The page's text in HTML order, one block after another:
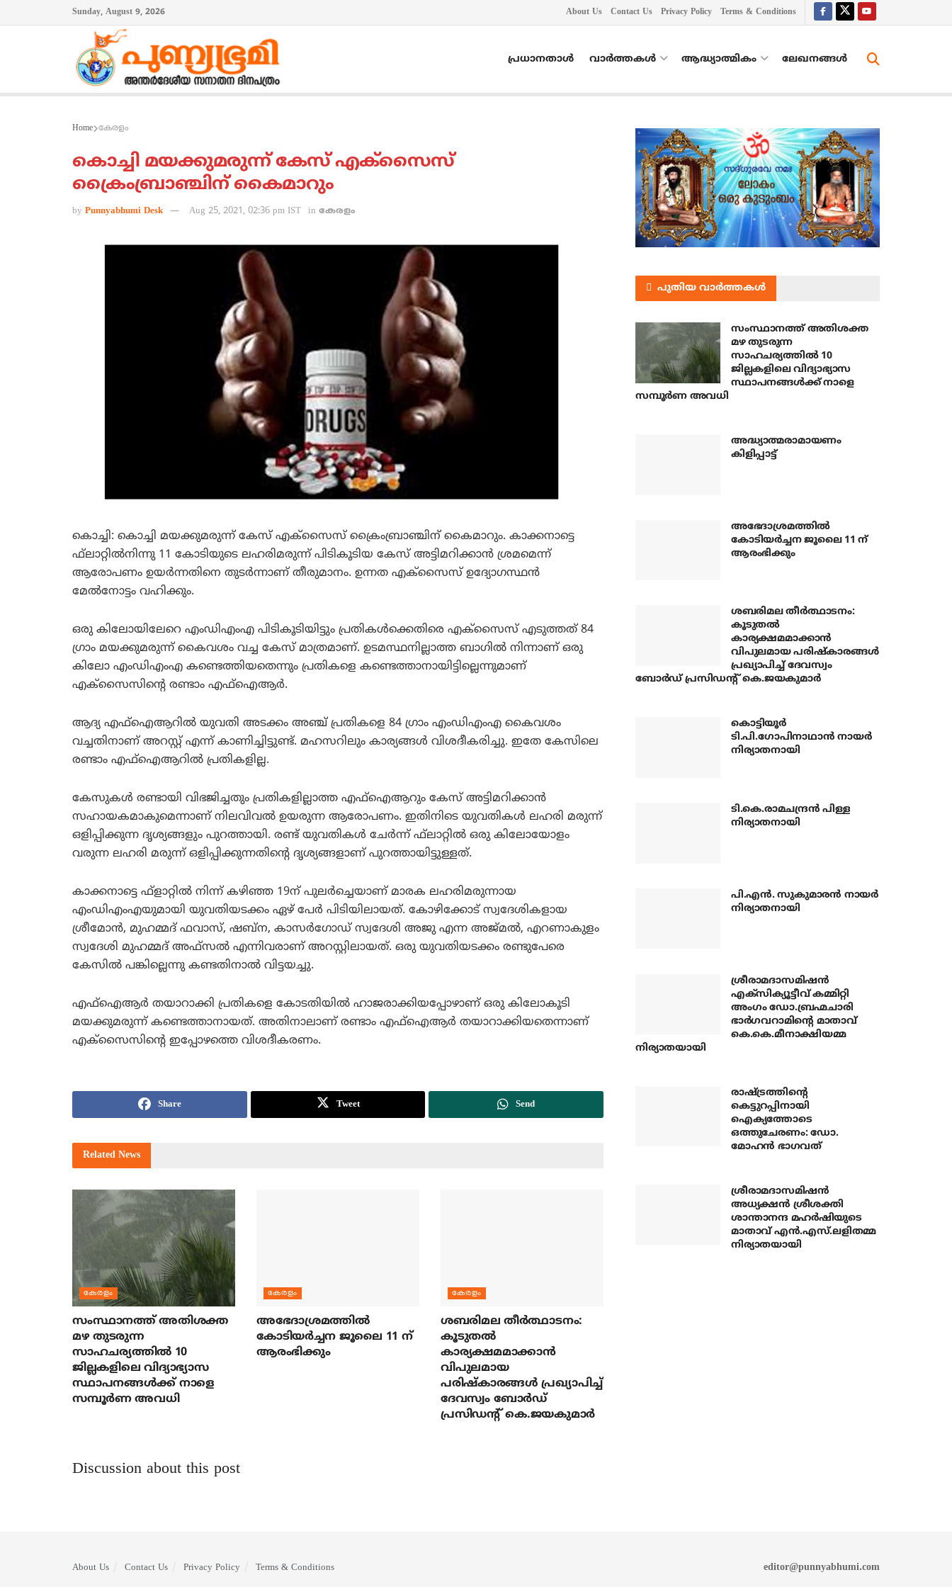
Sunday, August 9, 2026 About Us Contact Us Privacy Policy Terms & Conditions
പ്രധാനതാൾ വാർത്തകൾ ആദ്ധ്യാത്മികം ലേഖനങ്ങള്‍
Home കേരളം
കൊച്ചി മയക്കുമരുന്ന് കേസ് എക്‌സൈസ്
ക്രൈംബ്രാഞ്ചിന് കൈമാറും
by Punnyabhumi Desk Aug 25, 2021, 02:36 pm IST in കേരളം
കൊച്ചി: കൊച്ചി മയക്കുമരുന്ന് കേസ് എക്‌സൈസ് ക്രൈംബ്രാഞ്ചിന് കൈമാറും. കാക്കനാട്ടെ
ഫ്‌ലാറ്റില്‍നിന്നു 11 കോടിയുടെ ലഹരിമരുന്ന് പിടികൂടിയ കേസ് അട്ടിമറിക്കാന്‍ ശ്രമമെന്ന്
ആരോപണം ഉയര്‍ന്നതിനെ തുടര്‍ന്നാണ് തീരുമാനം. ഉന്നത എക്‌സൈസ് ഉദ്യോഗസ്ഥന്‍
മേല്‍നോട്ടം വഹിക്കും.
ഒരു കിലോയിലേറെ എംഡിഎംഎ പിടികൂടിയിട്ടും പ്രതികള്‍ക്കെതിരെ എക്സൈസ് എടുത്തത് 84
ഗ്രാം മയക്കുമരുന്ന് കൈവശം വച്ച കേസ് മാത്രമാണ്. ഉടമസ്ഥനില്ലാത്ത ബാഗില്‍ നിന്നാണ് ഒരു
കിലോ എംഡിഎംഎ കണ്ടെത്തിയതെന്നും പ്രതികളെ കണ്ടെത്താനായിട്ടില്ലെന്നുമാണ്
എക്സൈസിന്റെ രണ്ടാം എഫ്ഐആര്‍.
ആദ്യ എഫ്ഐആറില്‍ യുവതി അടക്കം അഞ്ച് പ്രതികളെ 84 ഗ്രാം എംഡിഎംഎ കൈവശം
വച്ചതിനാണ് അറസ്റ്റ് എന്ന് കാണിച്ചിട്ടുണ്ട്. മഹസറിലും കാര്യങ്ങള്‍ വിശദീകരിച്ചു. ഇതേ കേസിലെ
രണ്ടാം എഫ്ഐആറില്‍ പ്രതികളില്ല.
കേസുകള്‍ രണ്ടായി വിഭജിച്ചതും പ്രതികളില്ലാത്ത എഫ്ഐആറും കേസ് അട്ടിമറിക്കാന്‍
സഹായകമാകുമെന്നാണ് നിലവിവല്‍ ഉയരുന്ന ആരോപണം. ഇതിനിടെ യുവതികള്‍ ലഹരി മരുന്ന്
ഒളിപ്പിക്കുന്ന ദൃശ്യങ്ങളും പുറത്തായി. രണ്ട് യുവതികള്‍ ചേര്‍ന്ന് ഫ്‌ലാറ്റില്‍ ഒരു കിലോയോളം
വരുന്ന ലഹരി മരുന്ന് ഒളിപ്പിക്കുന്നതിന്റെ ദൃശ്യങ്ങളാണ് പുറത്തായിട്ടുള്ളത്.
കാക്കനാട്ടെ ഫ്ളാറ്റില്‍ നിന്ന് കഴിഞ്ഞ 19ന് പുലര്‍ച്ചെയാണ് മാരക ലഹരിമരുന്നായ
എംഡിഎംഎയുമായി യുവതിയടക്കം ഏഴ് പേര്‍ പിടിയിലായത്. കോഴിക്കോട് സ്വദേശികളായ
ശ്രീമോന്‍, മുഹമ്മദ് ഫവാസ്, ഷബ്ന, കാസര്‍ഗോഡ് സ്വദേശി അജു എന്ന അജ്മല്‍, എറണാകുളം
സ്വദേശി മുഹമ്മദ് അഫ്സല്‍ എന്നിവരാണ് അറസ്റ്റിലായത്. ഒരു യുവതിയടക്കം രണ്ടുപേരെ
കേസില്‍ പങ്കില്ലെന്നു കണ്ടതിനാല്‍ വിട്ടയച്ചു.
എഫ്ഐആര്‍ തയാറാക്കി പ്രതികളെ കോടതിയില്‍ ഹാജരാക്കിയപ്പോഴാണ് ഒരു കിലോകൂടി
മയക്കുമരുന്ന് കണ്ടെത്താനായത്. അതിനാലാണ് രണ്ടാം എഫ്ഐആര്‍ തയാറാക്കിയതെന്നാണ്
എക്സൈസിന്റെ ഇപ്പോഴത്തെ വിശദീകരണം.
Share Tweet Send
Related News
കേരളം
സംസ്ഥാനത്ത് അതിശക്ത
മഴ തുടരുന്ന
സാഹചര്യത്തിൽ 10
ജില്ലകളിലെ വിദ്യാഭ്യാസ
സ്ഥാപനങ്ങൾക്ക് നാളെ
സമ്പൂർണ അവധി
കേരളം
അഭേദാശ്രമത്തില്‍
കോടിയര്‍ച്ചന ജൂലൈ 11 ന്
ആരംഭിക്കും
കേരളം
ശബരിമല തീര്‍ത്ഥാടനം:
കൂടുതല്‍
കാര്യക്ഷമമാക്കാന്‍
വിപുലമായ
പരിഷ്‌കാരങ്ങള്‍ പ്രഖ്യാപിച്ച്
ദേവസ്വം ബോര്‍ഡ്
പ്രസിഡന്റ് കെ.ജയകുമാര്‍
Discussion about this post
പുതിയ വാർത്തകൾ
സംസ്ഥാനത്ത് അതിശക്ത
മഴ തുടരുന്ന
സാഹചര്യത്തിൽ 10
ജില്ലകളിലെ വിദ്യാഭ്യാസ
സ്ഥാപനങ്ങൾക്ക് നാളെ
സമ്പൂർണ അവധി
അദ്ധ്യാത്മരാമായണം
കിളിപ്പാട്ട്
അഭേദാശ്രമത്തില്‍
കോടിയര്‍ച്ചന ജൂലൈ 11 ന്
ആരംഭിക്കും
ശബരിമല തീര്‍ത്ഥാടനം:
കൂടുതല്‍
കാര്യക്ഷമമാക്കാന്‍
വിപുലമായ പരിഷ്‌കാരങ്ങള്‍
പ്രഖ്യാപിച്ച് ദേവസ്വം
ബോര്‍ഡ് പ്രസിഡന്റ് കെ.ജയകുമാര്‍
കൊട്ടിയൂര്‍
ടി.പി.ഗോപിനാഥാന്‍ നായര്‍
നിര്യാതനായി
ടി.കെ.രാമചന്ദ്രന്‍ പിള്ള
നിര്യാതനായി
പി.എന്‍. സുകുമാരന്‍ നായര്‍
നിര്യാതനായി
ശ്രീരാമദാസമിഷന്‍
എക്‌സിക്യൂട്ടീവ് കമ്മിറ്റി
അംഗം ഡോ.ബ്രഹ്മചാരി
ഭാര്‍ഗവറാമിന്റെ മാതാവ്
കെ.കെ.മീനാക്ഷിയമ്മ
നിര്യാതയായി
രാഷ്ട്രത്തിന്റെ
കെട്ടുറപ്പിനായി
ഐക്യത്തോടെ
ഒത്തുചേരണം: ഡോ.
മോഹന്‍ ഭാഗവത്
ശ്രീരാമദാസമിഷന്‍
അധ്യക്ഷന്‍ ശ്രീശക്തി
ശാന്താനന്ദ മഹര്‍ഷിയുടെ
മാതാവ് എന്‍.എസ്.ലളിതമ്മ
നിര്യാതയായി
About Us Contact Us Privacy Policy Terms & Conditions editor@punnyabhumi.com